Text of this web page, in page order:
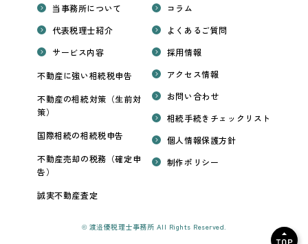
当事務所について
代表税理士紹介
サービス内容
不動産に強い相続税申告
不動産の相続対策（生前対
策）
国際相続の相続税申告
不動産売却の税務（確定申
告）
誠実不動産査定
コラム
よくあるご質問
採用情報
アクセス情報
お問い合わせ
相続手続きチェックリスト
個人情報保護方針
制作ポリシー
© 渡邉優税理士事務所 All Rights Reserved.